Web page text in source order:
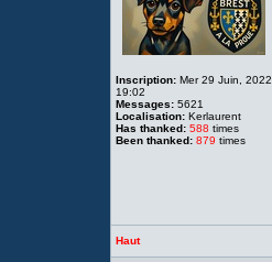
Inscription: Mer 29 Juin, 2022
19:02
Messages: 5621
Localisation: Kerlaurent
Has thanked: 588 times
Been thanked: 879 times
Haut